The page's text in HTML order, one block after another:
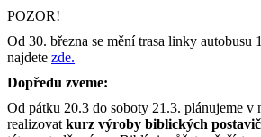
POZOR!
Od 30. března se mění trasa linky autobusu
najdete zde.
Dopředu zveme:
Od pátku 20.3 do soboty 21.3. plánujeme v
realizovatkurz výroby biblických